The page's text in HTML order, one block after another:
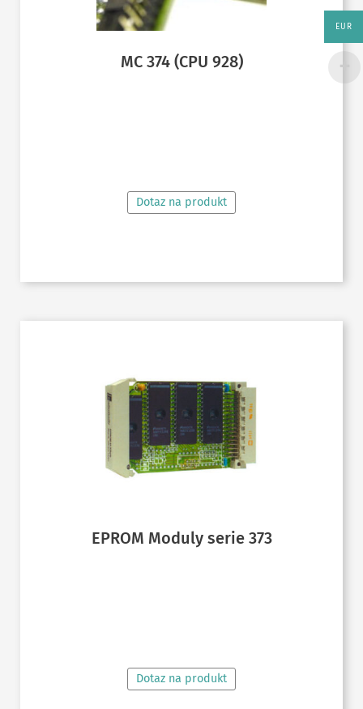
MC 374 (CPU 928)
Dotaz na produkt
EPROM Moduly serie 373
Dotaz na produkt
EUR